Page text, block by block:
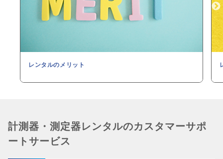
レンタルのメリット
計測器・測定器レンタルのカスタマーサポ
ートサービス